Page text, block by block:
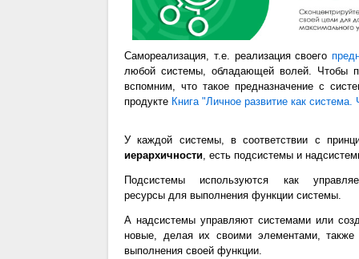
Самореализация, т.е. реализация своего
любой системы, обладающей волей. Чтобы
вспомним, что такое предназначение с
продукте Книга "Личное развитие как
У каждой системы, в соответствии с
иерархичности, есть подсистемы и
Подсистемы используются как
ресурсы для выполнения функции системы.
А надсистемы управляют системами или
новые, делая их своими элементами, также
выполнения своей функции.